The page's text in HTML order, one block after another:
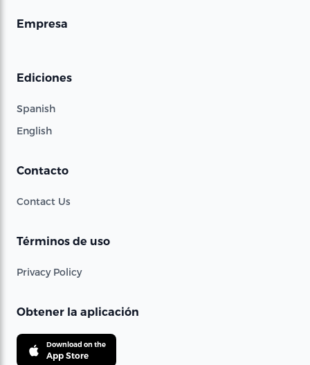
Empresa
Ediciones
Spanish
English
Contacto
Contact Us
Términos de uso
Privacy Policy
Obtener la aplicación
Download on the
App Store